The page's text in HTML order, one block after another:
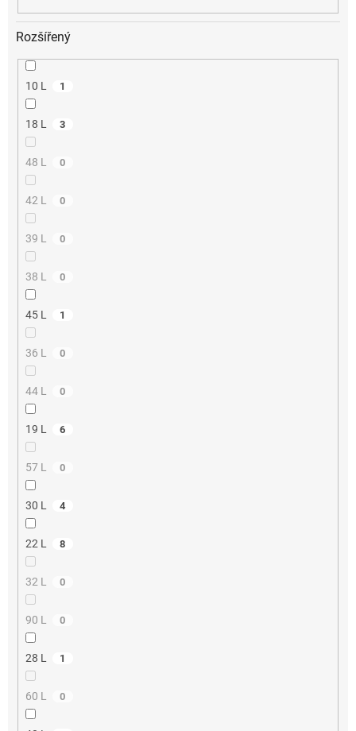
Rozšířený
10 L 1
18 L 3
48 L 0
42 L 0
39 L 0
38 L 0
45 L 1
36 L 0
44 L 0
19 L 6
57 L 0
30 L 4
22 L 8
32 L 0
90 L 0
28 L 1
60 L 0